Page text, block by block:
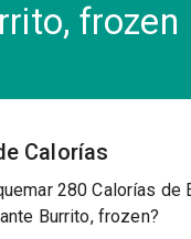
frozen
Calorías
280 Calorías de
Burrito, frozen?